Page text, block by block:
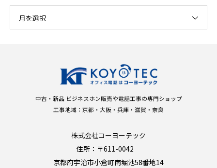
月を選択
中古・新品 ビジネスホン販売や電話工事の専門ショップ
工事地域：京都・大阪・兵庫・滋賀・奈良
株式会社コーヨーテック
住所：〒611-0042
京都府宇治市小倉町南堀池58番地14